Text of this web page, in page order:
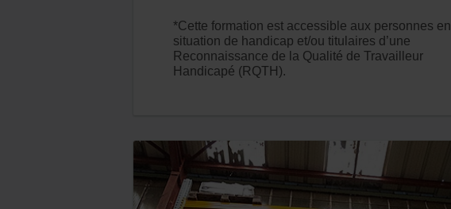
*Cette formation est accessible aux personnes en
situation de handicap et/ou titulaires d’une
Reconnaissance de la Qualité de Travailleur
Handicapé (RQTH).